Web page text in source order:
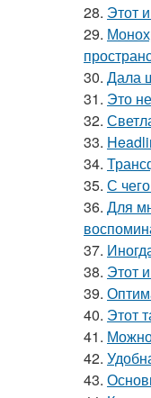
28. Этот
29.
30. Дала
31. Это
32.
33.
34.
35. С
36. Для
37.
38. Этот
39.
40. Этот
41.
42.
43.